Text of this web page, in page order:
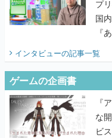
プ
国
『
てみ
インタビューの記事一覧
ゲームの企画書
『
な
ビ